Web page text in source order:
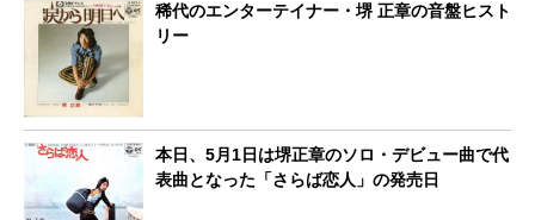
稀代のエンターテイナー・堺 正章の音盤ヒスト
リー
本日、5月1日は堺正章のソロ・デビュー曲で代
表曲となった「さらば恋人」の発売日